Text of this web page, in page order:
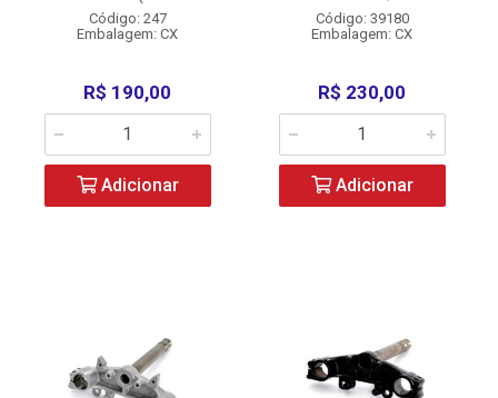
Código: 247
Embalagem: CX
R$ 190,00
Adicionar
Código: 39180
Embalagem: CX
R$ 230,00
Adicionar